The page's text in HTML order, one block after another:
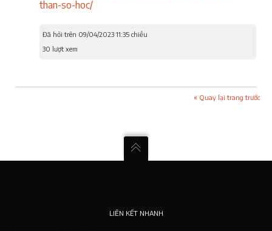
than-so-hoc/
Đã hỏi trên 09/04/2023 11:35 chiều
30 lượt xem
« Quay lại trang trước
LIÊN KẾT NHANH